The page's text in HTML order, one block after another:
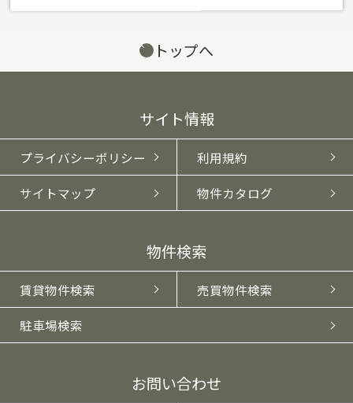
トップへ
サイト情報
プライバシーポリシー 利用規約
サイトマップ 物件カタログ
物件検索
賃貸物件検索 売買物件検索
駐車場検索
お問い合わせ